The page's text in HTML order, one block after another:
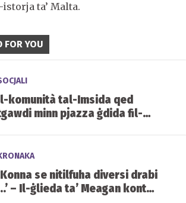
ta’ Malta.
FOR YOU
komunità tal-Imsida qed
minn pjazza ġdida fil-
se nitilfuha diversi drabi
– Il-ġlieda ta’ Meagan kontra